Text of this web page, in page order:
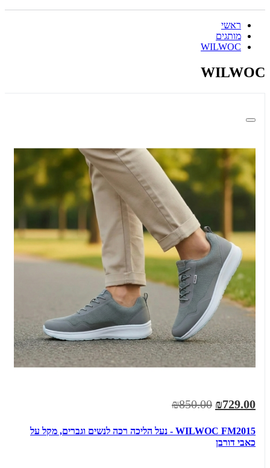
ראשי
מותגים
WILWOC
WILWOC
₪729.00
₪850.00
WILWOC FM2015 - נעל הליכה רכה לנשים וגברים, מקל על
כאבי דורבן